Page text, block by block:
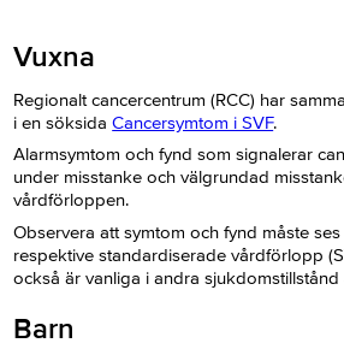
Vuxna
Regionalt cancercentrum (RCC) har
i en söksidaCancersymtom i SVF.
Alarmsymtom och fynd som signalerar
under misstanke och välgrundad
vårdförloppen.
Observera att symtom och fynd måste
respektive standardiserade vårdförlopp
också är vanliga i andra sjukdomstillstånd
Barn